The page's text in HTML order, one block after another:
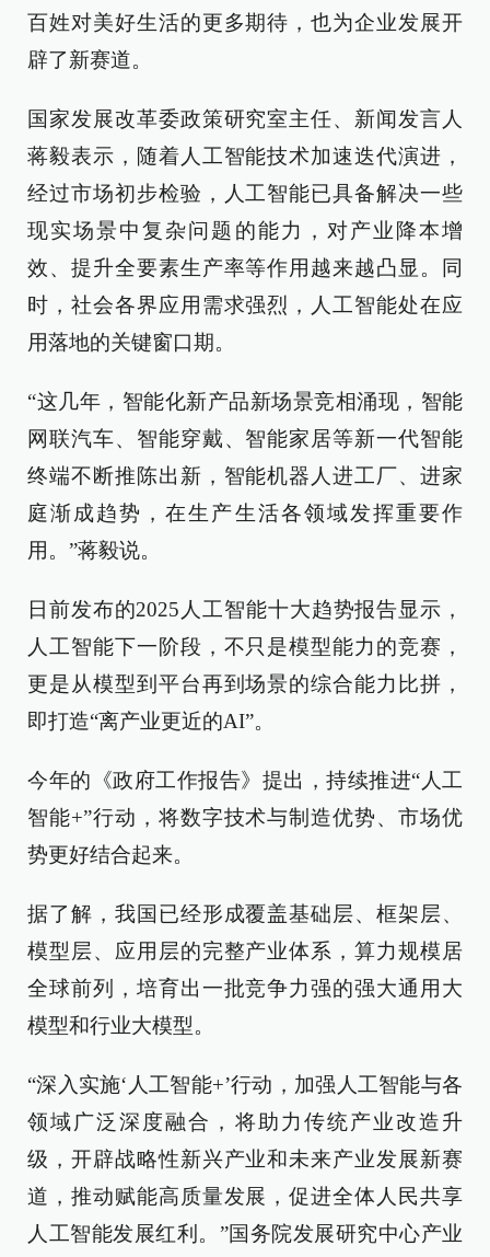
百姓对美好生活的更多期待，也为企业发展开
辟了新赛道。
国家发展改革委政策研究室主任、新闻发言人
蒋毅表示，随着人工智能技术加速迭代演进，
经过市场初步检验，人工智能已具备解决一些
现实场景中复杂问题的能力，对产业降本增
效、提升全要素生产率等作用越来越凸显。同
时，社会各界应用需求强烈，人工智能处在应
用落地的关键窗口期。
“这几年，智能化新产品新场景竞相涌现，智能
网联汽车、智能穿戴、智能家居等新一代智能
终端不断推陈出新，智能机器人进工厂、进家
庭渐成趋势，在生产生活各领域发挥重要作
用。”蒋毅说。
日前发布的2025人工智能十大趋势报告显示，
人工智能下一阶段，不只是模型能力的竞赛，
更是从模型到平台再到场景的综合能力比拼，
即打造“离产业更近的AI”。
今年的《政府工作报告》提出，持续推进“人工
智能+”行动，将数字技术与制造优势、市场优
势更好结合起来。
据了解，我国已经形成覆盖基础层、框架层、
模型层、应用层的完整产业体系，算力规模居
全球前列，培育出一批竞争力强的强大通用大
模型和行业大模型。
“深入实施‘人工智能+’行动，加强人工智能与各
领域广泛深度融合，将助力传统产业改造升
级，开辟战略性新兴产业和未来产业发展新赛
道，推动赋能高质量发展，促进全体人民共享
人工智能发展红利。”国务院发展研究中心产业